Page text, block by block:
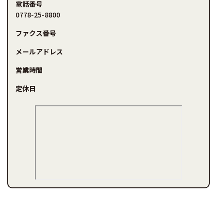
電話番号
0778-25-8800
ファクス番号
メールアドレス
営業時間
定休日